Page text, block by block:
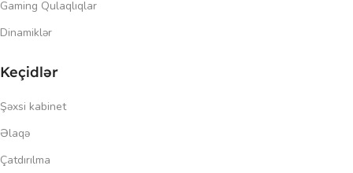
Gaming Qulaqlıqlar
Dinamiklər
Keçidlər
Şəxsi kabinet
Əlaqə
Çatdırılma